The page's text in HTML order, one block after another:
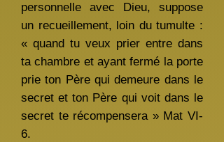
personnelle avec Dieu, suppose
un recueillement, loin du tumulte :
« quand tu veux prier entre dans
ta chambre et ayant fermé la porte
prie ton Père qui demeure dans le
secret et ton Père qui voit dans le
secret te récompensera » Mat VI-
6.